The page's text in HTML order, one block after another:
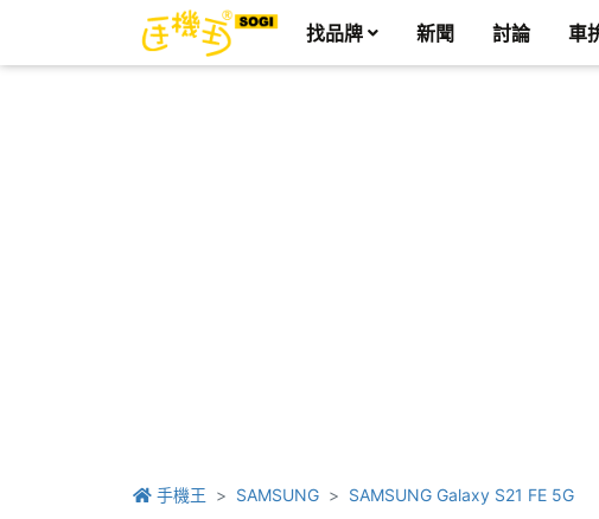
找品牌 新聞 討論 車
手機王 SAMSUNG SAMSUNG Galaxy S21 FE 5G